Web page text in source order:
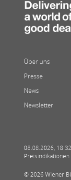
Über uns
Presse
News
Newsletter
08.08.2026, 18:32
© 2026 Wiener